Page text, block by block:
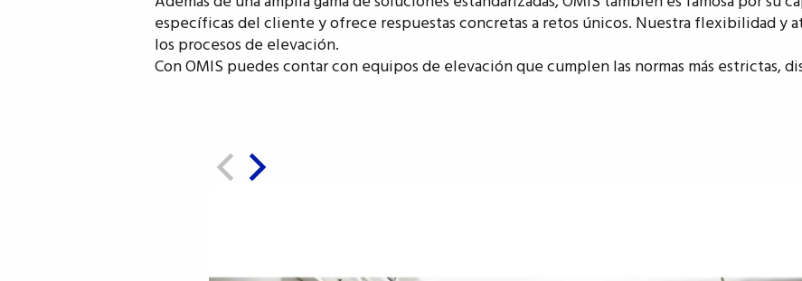
específicas del cliente y ofrece respuestas concretas a retos únicos. Nuestra flexibilidad
los procesos de elevación.
Con OMIS puedes contar con equipos de elevación que cumplen las normas más